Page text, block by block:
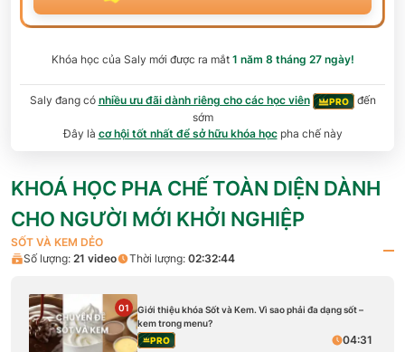
KHOÁ HỌC PHA CHẾ TOÀN DIỆN DÀNH
CHO NGƯỜI MỚI KHỞI NGHIỆP
SỐT VÀ KEM DẺO
Số lượng: 21 video Thời lượng: 02:32:44
01
Giới thiệu khóa Sốt và Kem. Vì sao phải đa dạng sốt –
kem trong menu?
PRO
04:31
Khóa học của Saly mới được ra mắt 1 năm 8 tháng 27 ngày!
Saly đang có nhiều ưu đãi dành riêng cho các học viên PRO
đến
sớm
Đây là cơ hội tốt nhất để sở hữu khóa họcpha chế này